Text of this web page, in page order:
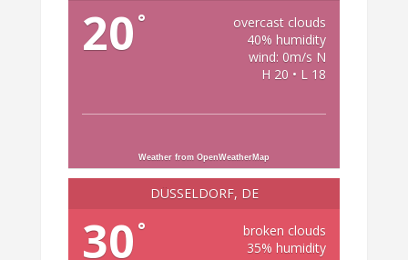
20 °
overcast clouds
40% humidity
wind: 0m/s N
H 20 • L 18
Weather from OpenWeatherMap
DÜSSELDORF, DE
30 °
broken clouds
35% humidity